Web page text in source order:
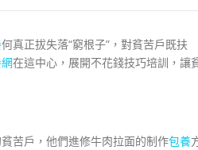
何真正拔失落“窮根子”，對貧苦戶既扶
在這中心，展開不花錢技巧培訓，讓
苦戶，他們進修牛肉拉面的制作包養